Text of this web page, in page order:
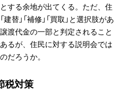
する余地が出てくる。ただ、住
替」「補修」「買取」と選択肢があ
渡代金の一部と判定されること
るが、住民に対する説明会では
だろうか。
税対策